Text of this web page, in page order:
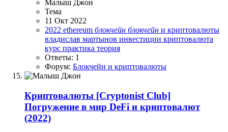
Малыш Джон
Тема
11 Окт 2022
2022 ethereum блокчейн блокчейн и криптовалюты
владислав мартынов инвестиции криптовалюта
курс практика теория
Ответы: 1
Форум: Блокчейн и криптовалюты
Криптовалюты [Cryptonist Club]
Погружение в мир DeFi и криптовалют
(2022)